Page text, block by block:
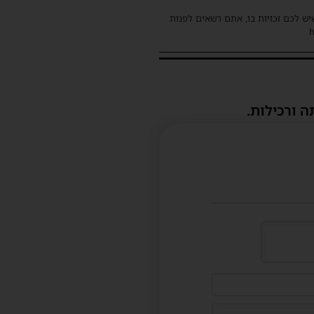
לכם זכויות בו, אתם רשאים לפנות
ורכילות.